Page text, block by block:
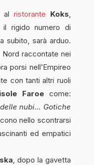
al ristorante Koks
il rigido numero di
subito, sarà arduo.
raccontate nei
porsi nell’Empireo
con tanti altri ruoli
Faroe come:
nubi… Gotiche
nello scontrarsi
ed empatici
, dopo la gavetta